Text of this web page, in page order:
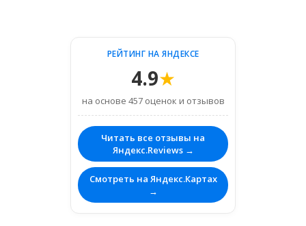
РЕЙТИНГ НА ЯНДЕКСЕ
4.9★
на основе 457 оценок и отзывов
Читать все отзывы на
Яндекс.Reviews →
Смотреть на Яндекс.Картах
→